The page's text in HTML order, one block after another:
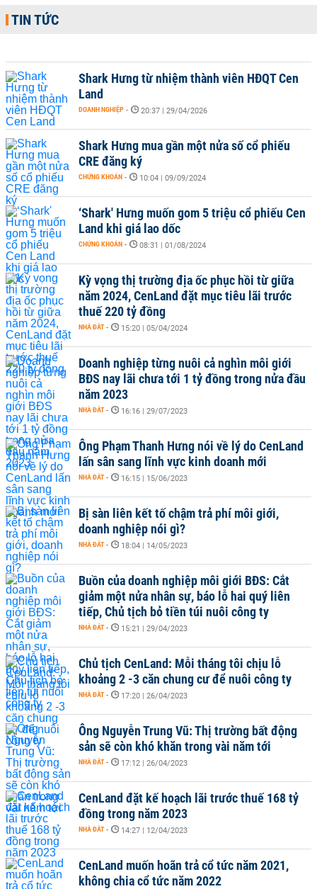
TIN TỨC
Shark Hưng từ nhiệm thành viên HĐQT Cen
Land
DOANH NGHIỆP - 20:37 | 29/04/2026
Shark Hưng mua gần một nửa số cổ phiếu
CRE đăng ký
CHỨNG KHOÁN - 10:04 | 09/09/2024
‘Shark' Hưng muốn gom 5 triệu cổ phiếu Cen
Land khi giá lao dốc
CHỨNG KHOÁN - 08:31 | 01/08/2024
Kỳ vọng thị trường địa ốc phục hồi từ giữa
năm 2024, CenLand đặt mục tiêu lãi trước
thuế 220 tỷ đồng
NHÀ ĐẤT - 15:20 | 05/04/2024
Doanh nghiệp từng nuôi cả nghìn môi giới
BĐS nay lãi chưa tới 1 tỷ đồng trong nửa đầu
năm 2023
NHÀ ĐẤT - 16:16 | 29/07/2023
Ông Phạm Thanh Hưng nói về lý do CenLand
lấn sân sang lĩnh vực kinh doanh mới
NHÀ ĐẤT - 16:15 | 15/06/2023
Bị sàn liên kết tố chậm trả phí môi giới,
doanh nghiệp nói gì?
NHÀ ĐẤT - 18:04 | 14/05/2023
Buồn của doanh nghiệp môi giới BĐS: Cắt
giảm một nửa nhân sự, báo lỗ hai quý liên
tiếp, Chủ tịch bỏ tiền túi nuôi công ty
NHÀ ĐẤT - 15:21 | 29/04/2023
Chủ tịch CenLand: Mỗi tháng tôi chịu lỗ
khoảng 2 -3 căn chung cư để nuôi công ty
NHÀ ĐẤT - 17:20 | 26/04/2023
Ông Nguyễn Trung Vũ: Thị trường bất động
sản sẽ còn khó khăn trong vài năm tới
NHÀ ĐẤT - 17:12 | 26/04/2023
CenLand đặt kế hoạch lãi trước thuế 168 tỷ
đồng trong năm 2023
NHÀ ĐẤT - 14:27 | 12/04/2023
CenLand muốn hoãn trả cổ tức năm 2021,
không chia cổ tức năm 2022